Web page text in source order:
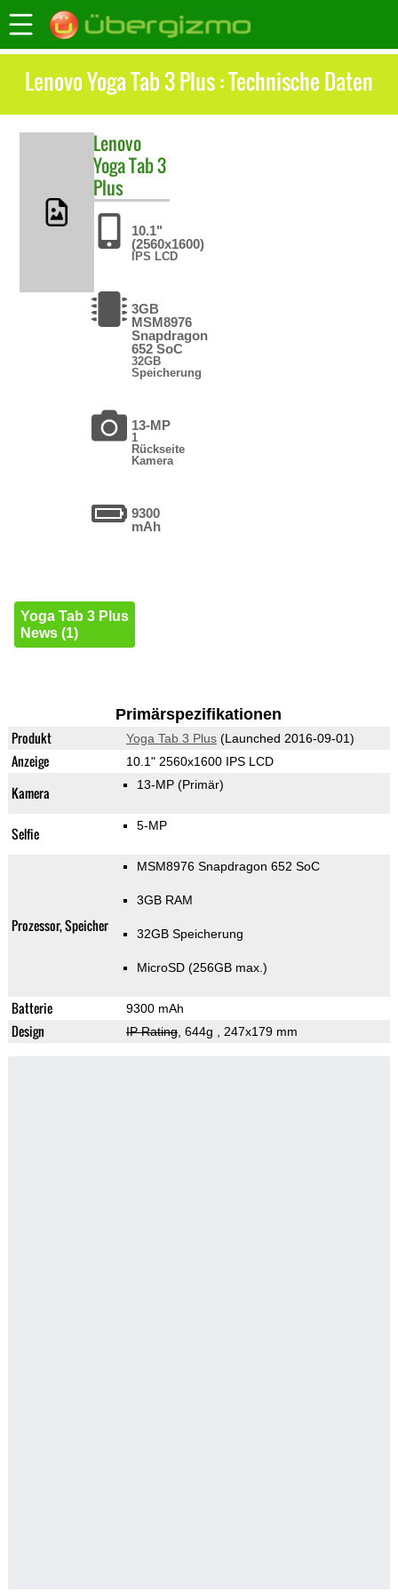
Lenovo Yoga Tab 3 Plus : Technische Daten
Lenovo
Yoga Tab 3
Plus
10.1"
(2560x1600)
IPS LCD
3GB
MSM8976
Snapdragon
652 SoC
32GB
Speicherung
13-MP
1
Rückseite
Kamera
9300
mAh
Yoga Tab 3 Plus
News (1)
Primärspezifikationen
Produkt Yoga Tab 3 Plus(Launched 2016-09-01)
Anzeige 10.1" 2560x1600 IPS LCD
Kamera 13-MP (Primär)
Selfie 5-MP
Prozessor, Speicher
MSM8976 Snapdragon 652 SoC
3GB RAM
32GB Speicherung
MicroSD (256GB max.)
Batterie 9300 mAh
Design IP Rating, 644g , 247x179 mm